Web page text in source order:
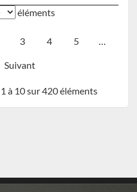
éléments
3 4 5 …
Suivant
à 10 sur 420 éléments